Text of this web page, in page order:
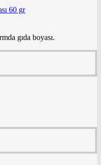
60 gr
gıda boyası.